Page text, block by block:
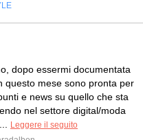
dopo essermi documentata
questo mese sono pronta per
e news su quello che sta
nel settore digital/moda
Leggere il seguito